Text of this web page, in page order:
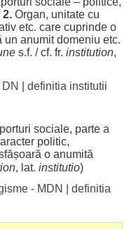
2. Organ, unitatecu
etc. care cuprindeo
un anumit domeniu etc.
s.f. / cf. fr. institution,
definitia institutii
sociale, partea
politic,
o anumită
, lat. institutio)
- MDN
definitia